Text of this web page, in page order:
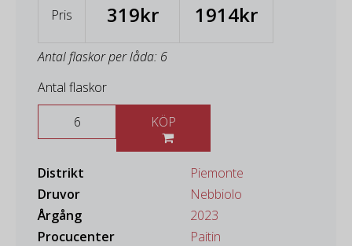
Pris 319kr 1914kr
Antal flaskor per låda: 6
Antal flaskor
Distrikt
Piemonte
Druvor
Nebbiolo
Årgång
2023
Procucenter
Paitin